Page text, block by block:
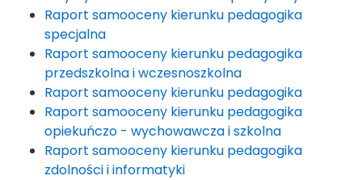
Raport samooceny kierunku pedagogika
specjalna
Raport samooceny kierunku pedagogika
przedszkolna i wczesnoszkolna
Raport samooceny kierunku pedagogika
Raport samooceny kierunku pedagogika
opiekuńczo - wychowawcza i szkolna
Raport samooceny kierunku pedagogika
zdolności i informatyki